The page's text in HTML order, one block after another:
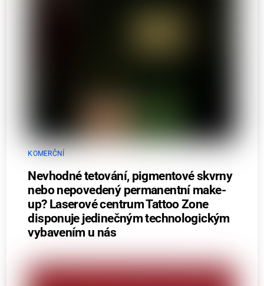
KOMERČNÍ
Nevhodné tetování, pigmentové skvrny
nebo nepovedený permanentní make-
up? Laserové centrum Tattoo Zone
disponuje jedinečným technologickým
vybavením u nás